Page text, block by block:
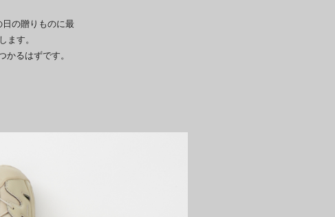
の贈りものに最
ます。
かるはずです。